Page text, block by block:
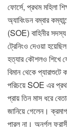
ফোর্সে, প্রথম মহিলা
অ্যাবিংডন বম্বার
(SOE) বাহিনীর সদস্য
ট্রেনিংও দেওয়া
হত্যার কৌশলও শিখে
বিমান থেকে
পরিচয়ে SOE এর প্রথম
প্রায় তিন মাস ধরে
জানিয়ে গেলেন।
পারল না। অনর্গল